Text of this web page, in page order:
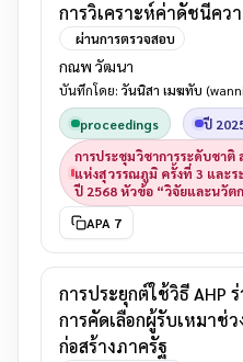
การวิเคราะห์ค่าดัชนีคว
ผ่านการตรวจสอบ
กณพ วัฒนา
บันทึกโดย: วันนิสา เมฆทับ
proceedings
ปี
การประชุมวิชาการระดับชา
แห่งสุวรรณภูมิ ครั้งที่ 3 และร
ปี 2568 หัวข้อ “วิจัยและนวัต
APA 7
การประยุกต์ใช้วิธี AHP
การคัดเลือกผู้รับเหมาช่
ก่อสร้างภาครัฐ